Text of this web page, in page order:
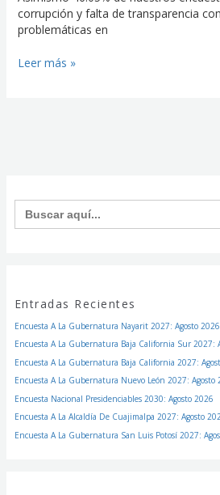
corrupción y falta de transparencia
problemáticas en
Leer más »
Buscar:
Entradas Recientes
Encuesta A La Gubernatura Nayarit 2027: Agosto 2026
Encuesta A La Gubernatura Baja California Sur 2027:
Encuesta A La Gubernatura Baja California 2027:
Encuesta A La Gubernatura Nuevo León 2027: Agosto
Encuesta Nacional Presidenciables 2030: Agosto 2026
Encuesta A La Alcaldía De Cuajimalpa 2027: Agosto
Encuesta A La Gubernatura San Luis Potosí 2027: